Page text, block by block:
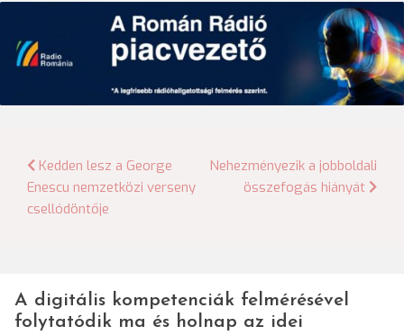
Bejegyzés
navigáció
Kedden lesz a George
Enescu nemzetközi verseny
csellódöntője
Nehezményezik a jobboldali
összefogás hiányát
A digitális kompetenciák felmérésével
folytatódik ma és holnap az idei